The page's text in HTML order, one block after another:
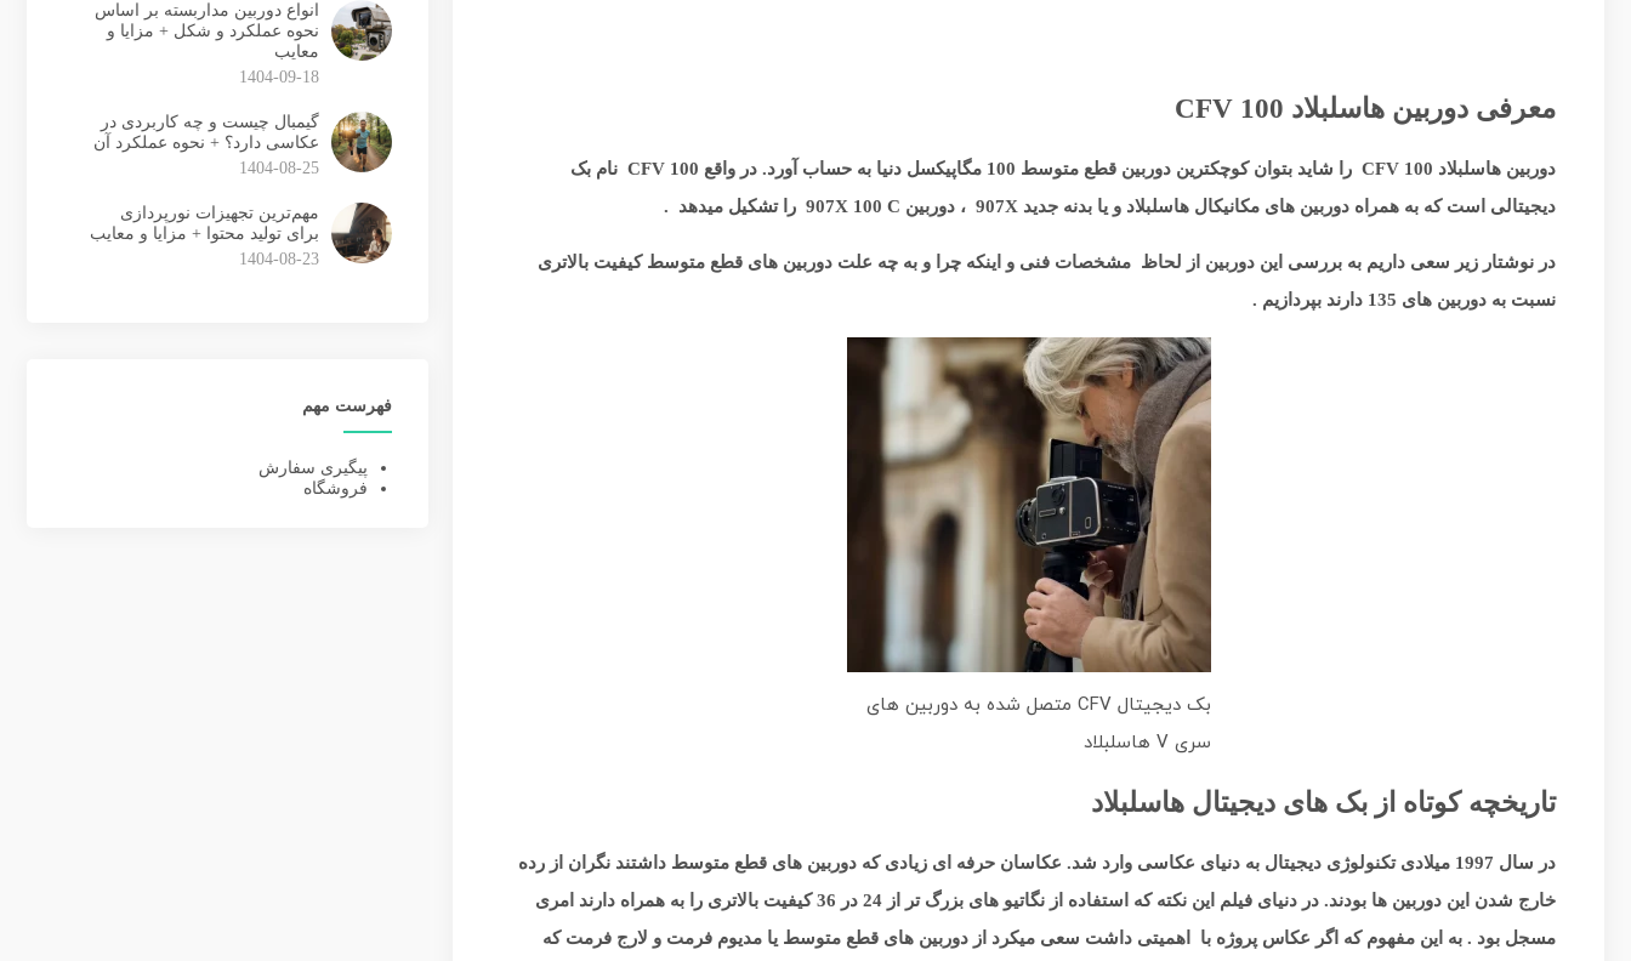
معرفی دوربین هاسلبلاد CFV 100
دوربین هاسلبلاد CFV 100 را شاید بتوان کوچکترین دوربین قطع متوسط 100 مگاپیکسل دنیا به حساب آورد. در واقع CFV 100 نام بک
دیجیتالی است که به همراه دوربین های مکانیکال هاسلبلاد و یا بدنه جدید 907X ، دوربین 907X 100 C را تشکیل میدهد .
در نوشتار زیر سعی داریم به بررسی این دوربین از لحاظ مشخصات فنی و اینکه چرا و به چه علت دوربین های قطع متوسط کیفیت بالاتری
نسبت به دوربین های 135 دارند بپردازیم .
بک دیجیتال CFV متصل شده به دوربین های
سری V هاسلبلاد
تاریخچه کوتاه از بک های دیجیتال هاسلبلاد
در سال 1997 میلادی تکنولوژی دیجیتال به دنیای عکاسی وارد شد. عکاسان حرفه ای زیادی که دوربین های قطع متوسط داشتند نگران از رده
خارج شدن این دوربین ها بودند. در دنیای فیلم این نکته که استفاده از نگاتیو های بزرگ تر از 24 در 36 کیفیت بالاتری را به همراه دارند امری
مسجل بود . به این مفهوم که اگر عکاس پروژه با اهمیتی داشت سعی میکرد از دوربین های قطع متوسط یا مدیوم فرمت و لارج فرمت که
انواع دوربین مداربسته بر اساس
نحوه عملکرد و شکل + مزایا و
معایب
1404-09-18
گیمبال چیست و چه کاربردی در
عکاسی دارد؟ + نحوه عملکرد آن
1404-08-25
مهم‌ترین تجهیزات نورپردازی
برای تولید محتوا + مزایا و معایب
1404-08-23
فهرست مهم
پیگیری سفارش
فروشگاه